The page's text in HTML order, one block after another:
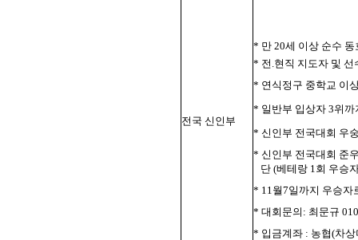
전국 신인부
* 만 20세 이상 순수 동
* 전.현직 지도자 및 선
* 연식정구 중학교 이
* 일반부 입상자 3위
* 신인부 전국대회 우
* 신인부 전국대회 준
단 (베테랑 1회 우승
* 11월7일까지 우승자
* 대회문의: 최문규
* 입금계좌 : 농협(차상